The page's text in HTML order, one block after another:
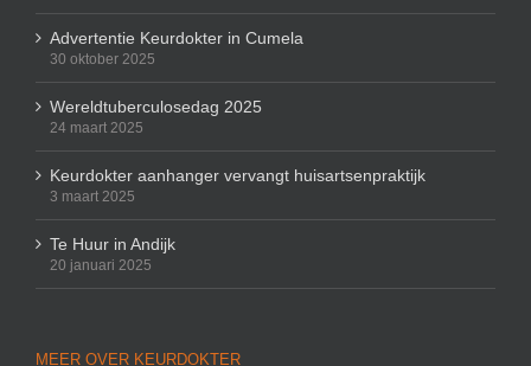
Advertentie Keurdokter in Cumela
30 oktober 2025
Wereldtuberculosedag 2025
24 maart 2025
Keurdokter aanhanger vervangt huisartsenpraktijk
3 maart 2025
Te Huur in Andijk
20 januari 2025
MEER OVER KEURDOKTER